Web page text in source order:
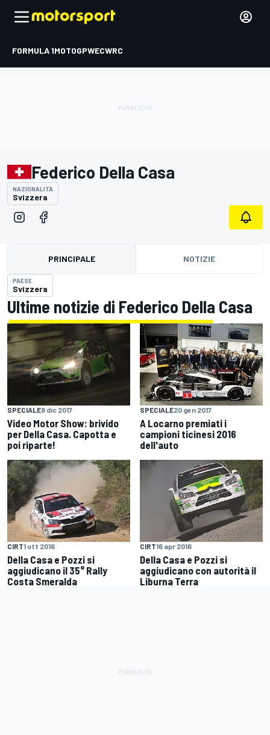
FORMULA 1MOTOGPWECWRC
Federico Della Casa
NAZIONALITÀ
Svizzera
PRINCIPALE NOTIZIE
PAESE
Svizzera
Ultime notizie di Federico Della Casa
SPECIALE8 dic 2017
Video Motor Show: brivido
per Della Casa. Capotta e
poi riparte!
SPECIALE20 gen 2017
A Locarno premiati i
campioni ticinesi 2016
dell'auto
CIRT1 ott 2016
Della Casa e Pozzi si
aggiudicano il 35° Rally
Costa Smeralda
CIRT16 apr 2016
Della Casa e Pozzi si
aggiudicano con autorità il
Liburna Terra